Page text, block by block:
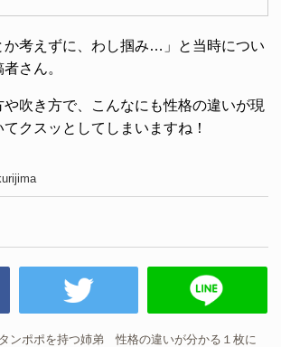
か考えずに、わし掴み…」と当時につい
さん。
や吹き方で、こんなにも性格の違いが現
クスッとしてしまいますね！
タンポポを持つ姉弟 性格の違いが分かる１枚に